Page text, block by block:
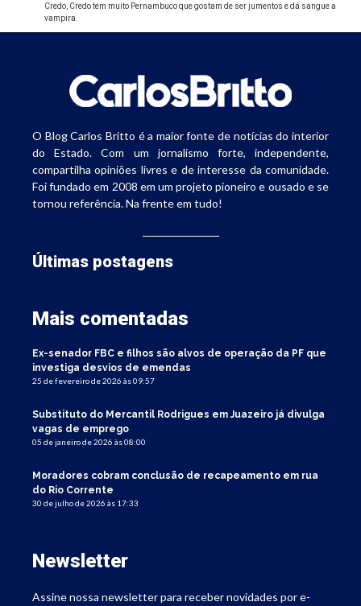
Credo, Credo tem muito Pernambuco que gostam de ser jumentos e dá sangue a
vampira.
O Blog Carlos Britto é a maior fonte de notícias do interior
do Estado. Com um jornalismo forte, independente,
compartilha opiniões livres e de interesse da comunidade.
Foi fundado em 2008 em um projeto pioneiro e ousado e se
tornou referência. Na frente em tudo!
Últimas postagens
Mais comentadas
Ex-senador FBC e filhos são alvos de operação da PF que
investiga desvios de emendas
25 de fevereiro de 2026 às 09:57
Substituto do Mercantil Rodrigues em Juazeiro já divulga
vagas de emprego
05 de janeiro de 2026 às 08:00
Moradores cobram conclusão de recapeamento em rua
do Rio Corrente
30 de julho de 2026 às 17:33
Newsletter
Assine nossa newsletter para receber novidades por e-